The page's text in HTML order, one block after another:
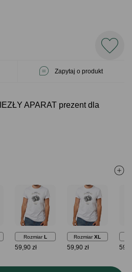
Zapytaj o produkt
APARAT prezent dla
Rozmiar L
59,90 zł
RozmiarXL
59,90 zł